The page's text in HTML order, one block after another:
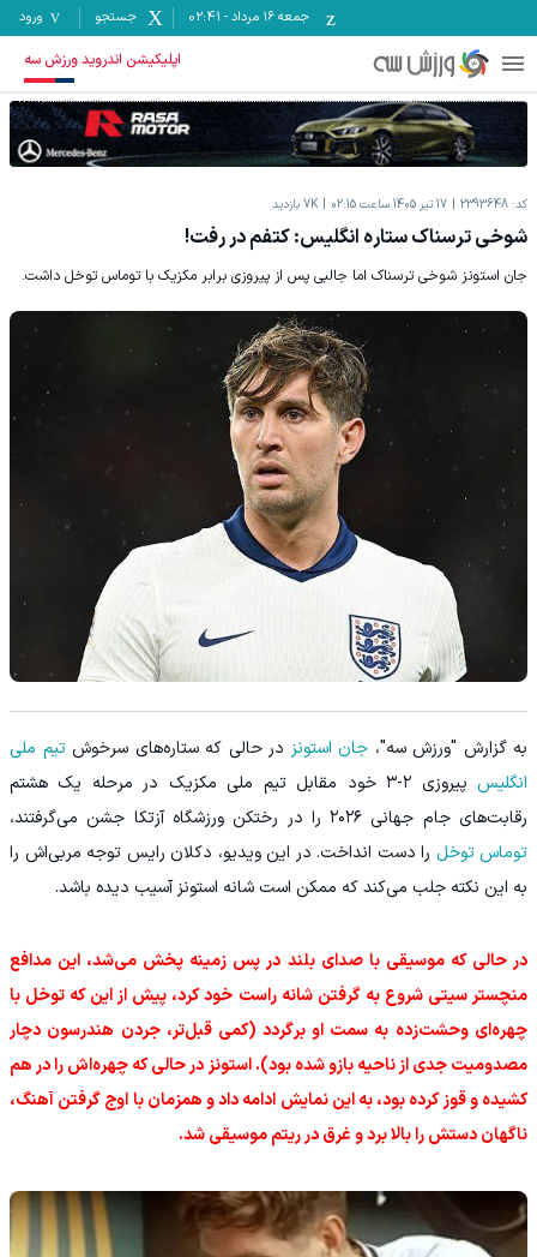
جمعه ۱۶ مرداد -
02:41 جستجو ورود
اپلیکیشن اندروید ورزش سه
کد: 2393648 17 تیر 1405 ساعت 02:15 7K بازدید
شوخی ترسناک ستاره انگلیس: کتفم در رفت!
جان استونز شوخی ترسناک اما جالبی پس از پیروزی برابر مکزیک با توماس توخل داشت.
به گزارش "ورزش سه"، جان استونز در حالی که ستاره‌های سرخوشتیم ملی
انگلیس
پیروزی ۲-۳ خود مقابل تیم ملی مکزیک در مرحله یک هشتم
رقابت‌های جام جهانی ۲۰۲۶ را در رختکن ورزشگاه آزتکا جشن می‌گرفتند،
توماس توخل را دست انداخت. در این ویدیو، دکلان رایس توجه مربی‌اش را
به این نکته جلب می‌کند که ممکن است شانه استونز آسیب دیده باشد.
در حالی که موسیقی با صدای بلند در پس‌ زمینه پخش می‌شد، این مدافع
منچستر سیتی شروع به گرفتن شانه راست خود کرد، پیش از این که توخل با
چهره‌ای وحشت‌زده به سمت او برگردد (کمی قبل‌تر، جردن هندرسون دچار
مصدومیت جدی از ناحیه بازو شده بود). استونز در حالی که چهره‌اش را در هم
کشیده و قوز کرده بود، به این نمایش ادامه داد و همزمان با اوج گرفتن آهنگ،
ناگهان دستش را بالا برد و غرق در ریتم موسیقی شد.